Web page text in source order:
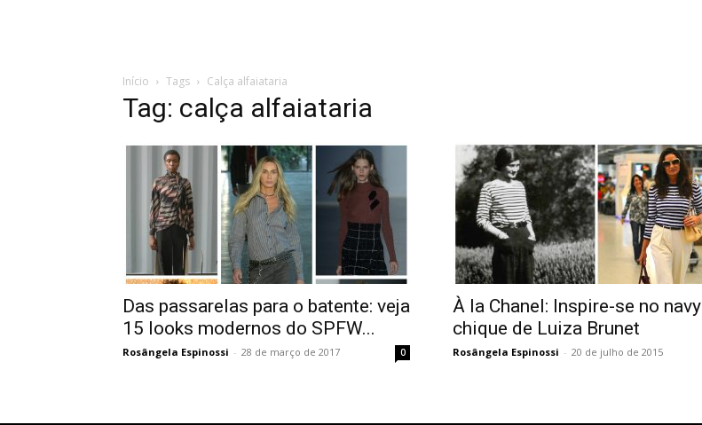
Início Tags Calça alfaiataria
Tag: calça alfaiataria
Das passarelas para o batente: veja
15 looks modernos do SPFW...
Rosângela Espinossi - 28 de março de 2017 0
À la Chanel: Inspire-se no navy
chique de Luiza Brunet
Rosângela Espinossi - 20 de julho de 2015